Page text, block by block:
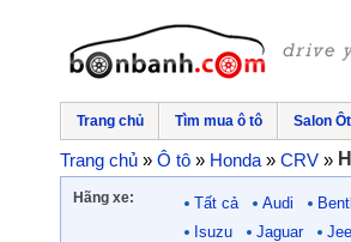
Trang chủ Tìm mua ô tô Salon
Trang chủ » Ô tô » Honda » CRV »
Hãng xe: Tất cả Audi
Isuzu
Jaguar